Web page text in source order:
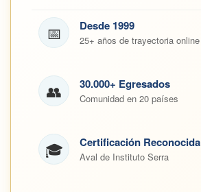
📅 Desde 1999
25+ años de trayectoria online
👥 30.000+ Egresados
Comunidad en 20 países
🎓 Certificación Reconocida
Aval de Instituto Serra